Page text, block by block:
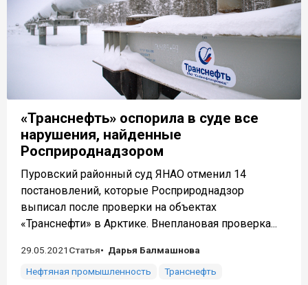
«Транснефть» оспорила в суде все
нарушения, найденные
Росприроднадзором
Пуровский районный суд ЯНАО отменил 14
постановлений, которые Росприроднадзор
выписал после проверки на объектах
«Транснефти» в Арктике. Внеплановая проверка...
29.05.2021 Статья
Дарья Балмашнова
Нефтяная промышленность
Транснефть